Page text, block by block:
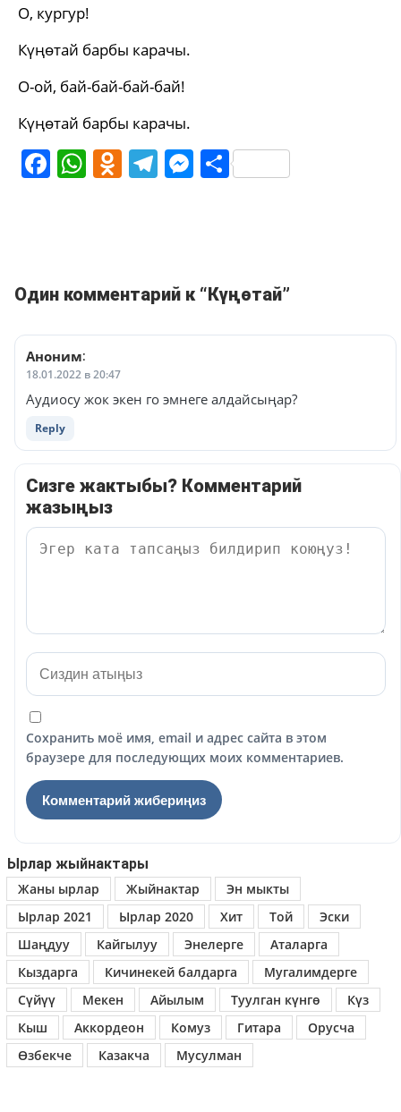
О, кургур!
Күңөтай барбы карачы.
О-ой, бай-бай-бай-бай!
Күңөтай барбы карачы.
Facebook
WhatsApp
Odnoklassniki
Telegram
Messenger
Share
Один комментарий к “Күңөтай”
Аноним:
18.01.2022 в 20:47
Аудиосу жок экен го эмнеге алдайсыңар?
Reply
Сизге жактыбы? Комментарий
жазыңыз
Сохранить моё имя, email и адрес сайта в этом
браузере для последующих моих комментариев.
Ырлар жыйнактары
Жаны ырлар
Жыйнактар
Эн мыкты
Ырлар 2021
Ырлар 2020 Хит Той
Эски
Шаңдуу
Кайгылуу Энелерге
Аталарга
Кыздарга
Кичинекей балдарга
Мугалимдерге
Сүйүү
Мекен Айылым Туулган күнгө
Күз
Кыш
Аккордеон Комуз Гитара
Орусча
Өзбекче
Казакча Мусулман